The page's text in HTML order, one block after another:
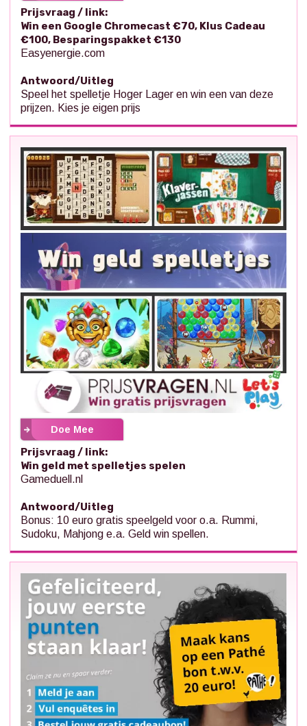
Prijsvraag / link:
Win een Google Chromecast €70, Klus Cadeau
€100, Besparingspakket €130
Easyenergie.com
Antwoord/Uitleg
Speel het spelletje Hoger Lager en win een van deze
prijzen. Kies je eigen prijs
Doe Mee
Prijsvraag / link:
Win geld met spelletjes spelen
Gameduell.nl
Antwoord/Uitleg
Bonus: 10 euro gratis speelgeld voor o.a. Rummi,
Sudoku, Mahjong e.a. Geld win spellen.